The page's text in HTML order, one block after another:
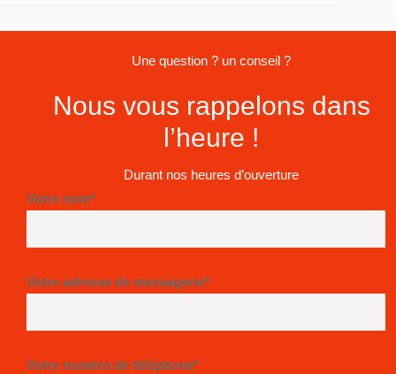
Une question ? un conseil ?
Nous vous rappelons dans
l’heure !
Durant nos heures d’ouverture
Votre nom*
Votre adresse de messagerie*
Votre numéro de téléphone*